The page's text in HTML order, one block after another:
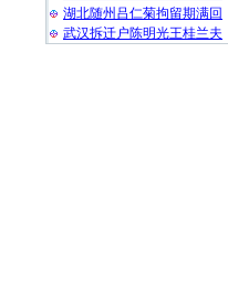
湖北随州吕仁菊拘留期满回
武汉拆迁户陈明光王桂兰夫